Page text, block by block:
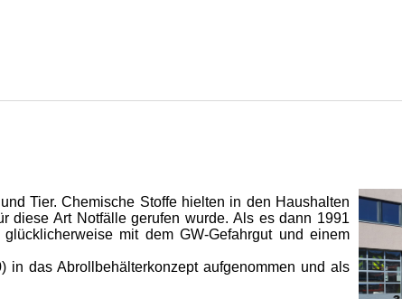
Tier. Chemische Stoffe hielten in den Haushalten
diese Art Notfälle gerufen wurde. Als es dann 1991
mit dem GW-Gefahrgut und einem
in das Abrollbehälterkonzept aufgenommen und als